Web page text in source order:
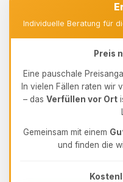
Individuelle Beratung für
Preis
Eine pauschale
In vielen Fällen raten wir
– das Verfüllen vor Ort
Gemeinsam mit einem
und finden die